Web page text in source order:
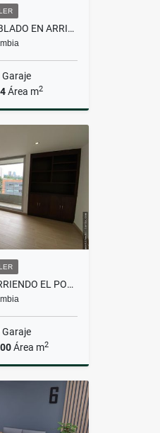
APARTAMENTO AMOBLADO EN ARRIENDO EN EL POBLADO
Garaje
Área m2
APARTAMENTO EN ARRIENDO EL POBLADO
Garaje
Área m2
Alquiler